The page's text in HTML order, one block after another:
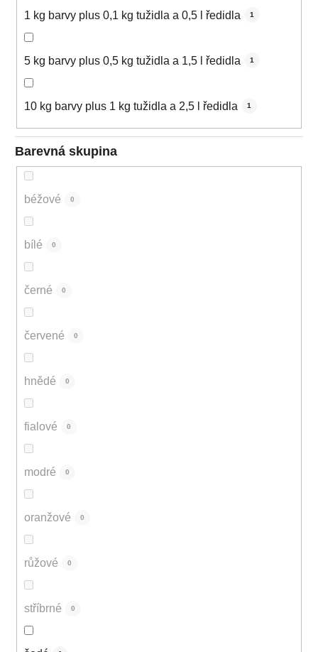
1 kg barvy plus 0,1 kg tužidla a 0,5 l ředidla 1
5 kg barvy plus 0,5 kg tužidla a 1,5 l ředidla 1
10 kg barvy plus 1 kg tužidla a 2,5 l ředidla 1
Barevná skupina
béžové 0
bílé 0
černé 0
červené 0
hnědé 0
fialové 0
modré 0
oranžové 0
růžové 0
stříbrné 0